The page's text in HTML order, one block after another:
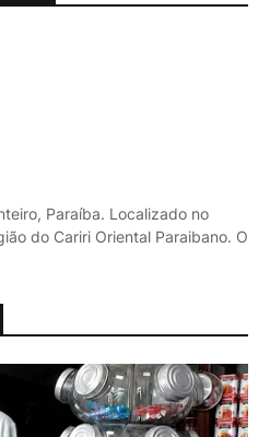
Paraíba. Localizado no
do Cariri Oriental Paraibano. O